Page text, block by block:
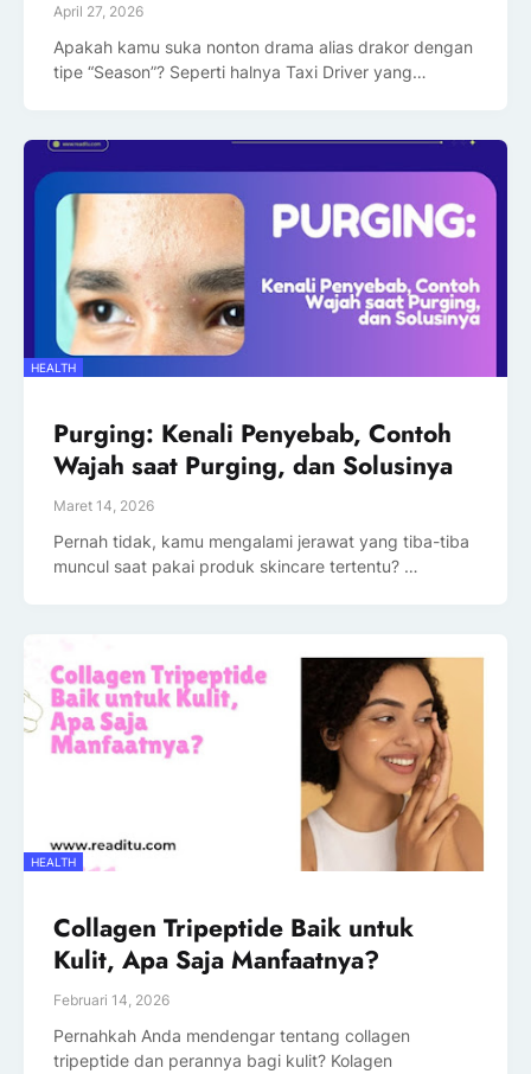
April 27, 2026
Apakah kamu suka nonton drama alias drakor dengan
tipe “Season”? Seperti halnya Taxi Driver yang…
HEALTH
Purging: Kenali Penyebab, Contoh
Wajah saat Purging, dan Solusinya
Maret 14, 2026
Pernah tidak, kamu mengalami jerawat yang tiba-tiba
muncul saat pakai produk skincare tertentu? …
HEALTH
Collagen Tripeptide Baik untuk
Kulit, Apa Saja Manfaatnya?
Februari 14, 2026
Pernahkah Anda mendengar tentang collagen
tripeptide dan perannya bagi kulit? Kolagen